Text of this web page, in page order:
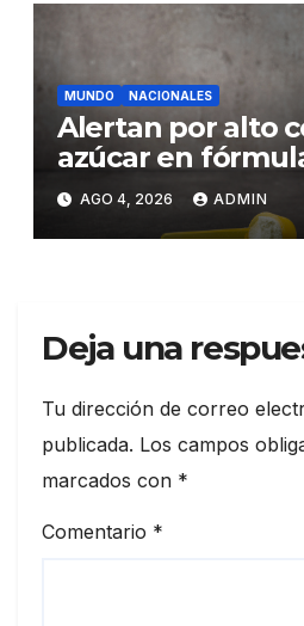
MUNDO NACIONALES
Alertan por alto
azúcar en
y sus riesgos
los bebés
AGO 4, 2026 ADMIN
Deja una
Tu dirección de correo
publicada. Los campos
marcados con *
Comentario *